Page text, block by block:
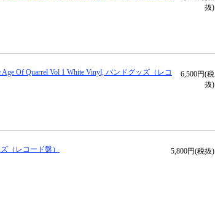
抜)
Of Quarrel Vol 1 White Vinyl, バンドグッズ（レコ
6,500円(税
抜)
（レコード盤） 5,800円(税抜)